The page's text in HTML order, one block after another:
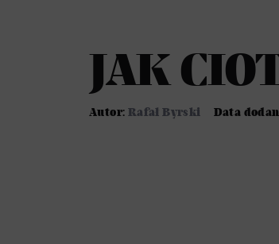
JAK
Autor: Rafał Byrski Data